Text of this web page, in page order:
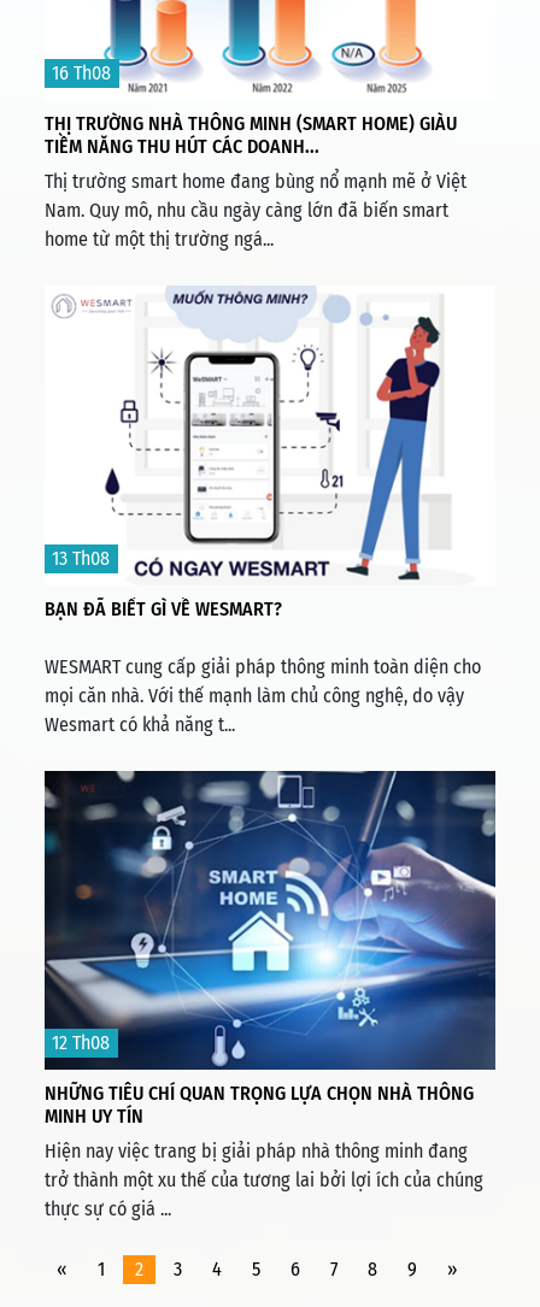
16 Th08
THỊ TRƯỜNG NHÀ THÔNG MINH (SMART HOME) GIÀU
TIỀM NĂNG THU HÚT CÁC DOANH...
Thị trường smart home đang bùng nổ mạnh mẽ ở Việt
Nam. Quy mô, nhu cầu ngày càng lớn đã biến smart
home từ một thị trường ngá...
13 Th08
BẠN ĐÃ BIẾT GÌ VỀ WESMART?
WESMART cung cấp giải pháp thông minh toàn diện cho
mọi căn nhà. Với thế mạnh làm chủ công nghệ, do vậy
Wesmart có khả năng t...
12 Th08
NHỮNG TIÊU CHÍ QUAN TRỌNG LỰA CHỌN NHÀ THÔNG
MINH UY TÍN
Hiện nay việc trang bị giải pháp nhà thông minh đang
trở thành một xu thế của tương lai bởi lợi ích của chúng
thực sự có giá ...
« 1 2 3 4 5 6 7 8 9 »